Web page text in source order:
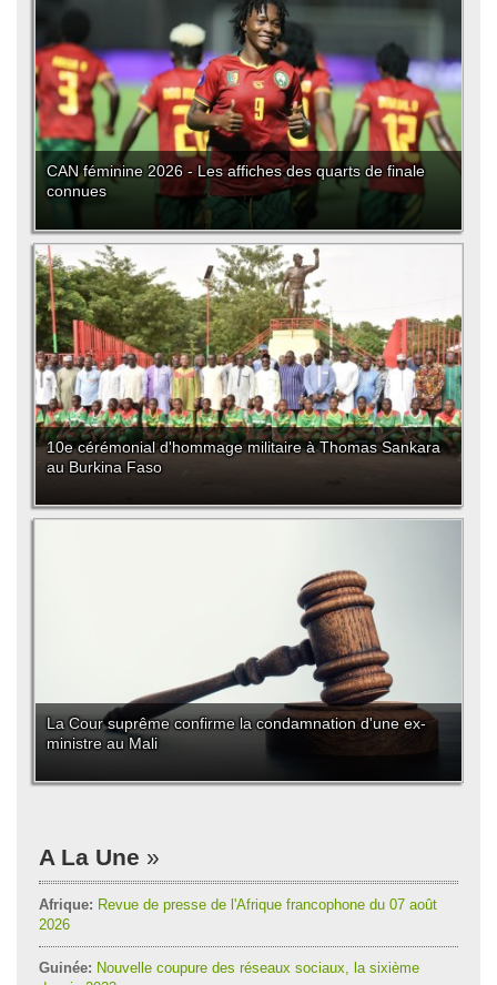
CAN féminine 2026 - Les affiches des quarts de finale
connues
10e cérémonial d'hommage militaire à Thomas Sankara
au Burkina Faso
La Cour suprême confirme la condamnation d'une ex-
ministre au Mali
A La Une
Afrique: Revue de presse de l'Afrique francophone du 07 août
2026
Guinée: Nouvelle coupure des réseaux sociaux, la sixième